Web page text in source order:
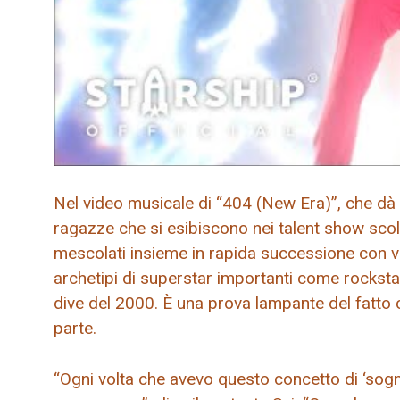
Nel video musicale di “404 (New Era)”, che
ragazze che si esibiscono nei talent show
mescolati insieme in rapida successione con
archetipi di superstar importanti come
dive del 2000. È una prova lampante del
parte.
“Ogni volta che avevo questo concetto di